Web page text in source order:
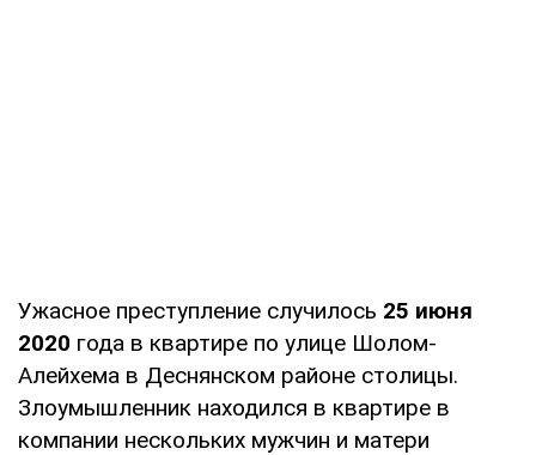
Ужасное преступление случилось 25 июня
2020 года в квартире по улице Шолом-
Алейхема в Деснянском районе столицы.
Злоумышленник находился в квартире в
компании нескольких мужчин и матери